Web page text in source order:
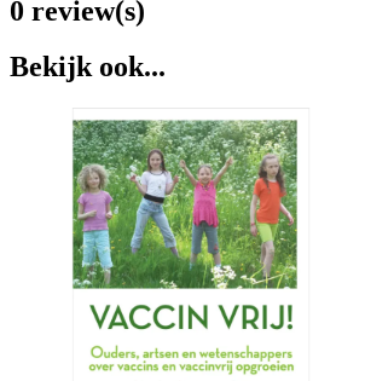
0 review(s)
Bekijk ook...